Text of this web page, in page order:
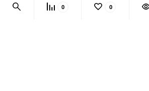
КОНТАКТЫ 0 0